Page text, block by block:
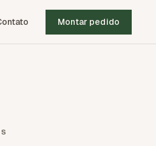
Montar pedido